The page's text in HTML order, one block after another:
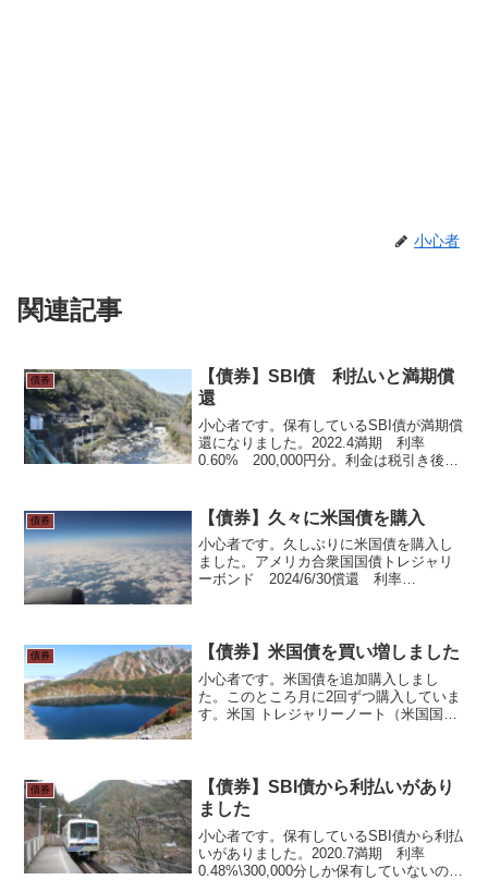
小心者
関連記事
債券
【債券】SBI債 利払いと満期償
還
小心者です。保有しているSBI債が満期償
還になりました。2022.4満期 利率
0.60% 200,000円分。利金は税引き後
年5月満期 利率0.60% 5...
債券 【債券】久々に米国債を購入
小心者です。久しぶりに米国債を購入し
ました。アメリカ合衆国国債トレジャリ
ーボンド 2024/6/30償還 利率
債券 【債券】米国債を買い増しました
小心者です。米国債を追加購入しまし
た。このところ月に2回ずつ購入していま
す。米国 トレジャリーノート（米国国
$1...
債券
【債券】SBI債から利払いがあり
ました
小心者です。保有しているSBI債から利払
いがありました。2020.7満期 利率
0.48%\300,000分しか保有していないの